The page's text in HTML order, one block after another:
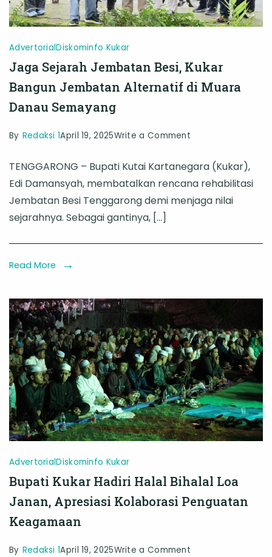
AdvertorialDiskominfo Kukar
Jaga Sejarah Jembatan Besi, Kukar
Bangun Jembatan Alternatif di Muara
Danau Semayang
By Redaksi 1April 19, 2025Write a Comment
Sejarah
Jembatan
Besi,
Bangun
di
Muara
Danau
Semayang
TENGGARONG – Bupati Kutai Kartanegara (Kukar),
Edi Damansyah, membatalkan rencana rehabilitasi
Jembatan Besi Tenggarong demi menjaga nilai
sejarahnya. Sebagai gantinya, […]
Read More
AdvertorialDiskominfo Kukar
Bupati Kukar Hadiri Halal Bihalal Loa
Janan, Apresiasi Kolaborasi Penguatan
Keagamaan
By Redaksi 1April 19, 2025Write a Comment